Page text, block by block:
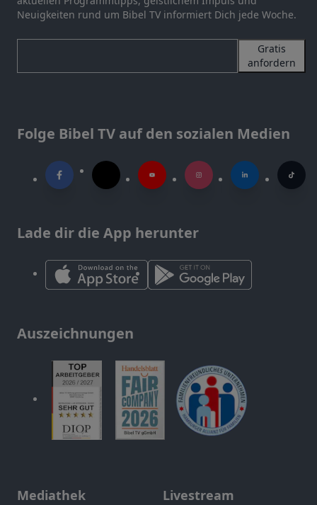
Neuigkeiten rund um Bibel TV informiert Dich jede Woche.
Gratis
anfordern
Folge Bibel TV auf den sozialen Medien
Lade dir die App herunter
Auszeichnungen
Mediathek Livestream